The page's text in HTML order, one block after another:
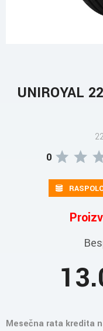
UNIROYAL
0
Mesečna rata kredita